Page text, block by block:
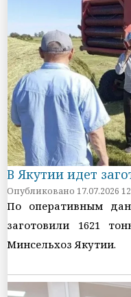
В Якутии идет
Опубликовано 17.07.2026
По оперативным
заготовили 1621
Минсельхоз Якутии.